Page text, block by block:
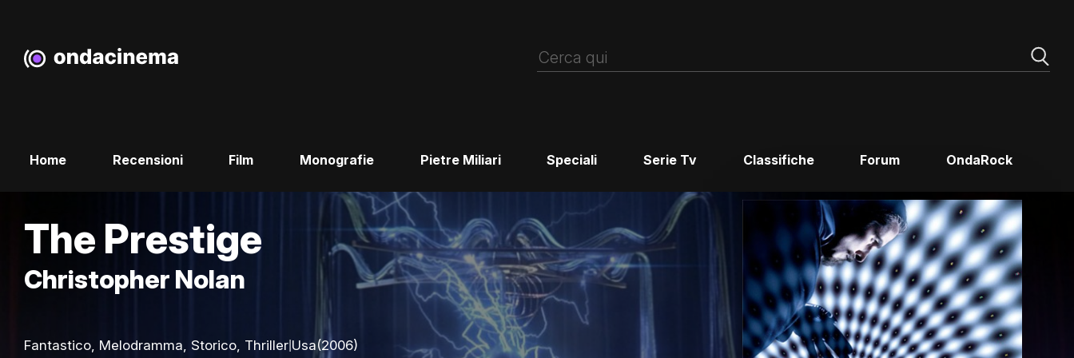
Home Recensioni Film Monografie Pietre Miliari Speciali Serie Tv Classifiche Forum OndaRock
The Prestige
Christopher Nolan
Fantastico, Melodramma, Storico, Thriller|Usa(2006)